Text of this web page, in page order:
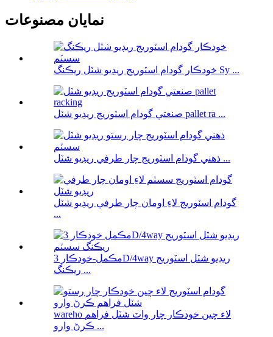
نمايان مصنوعات
خودڪار گودام اسٽوريج ريڊيو شٽل ريڪنگ Sy ...
صنعتي گودام اسٽوريج ريڊيو شٽل pallet ra ...
ذھني گودام اسٽوريج چار طرفي ريڊيو شٽل ...
گودام اسٽوريج لاءِ اومان چار طرفي ريڊيو شٽل
...
مڪمل-خودڪار 3D/4way ريڊيو شٽل اسٽوريج
ريڪنگ ...
wareho لاء چين خودڪار چار واٽ شٽل فراهم
ڪرڻ وارو ...